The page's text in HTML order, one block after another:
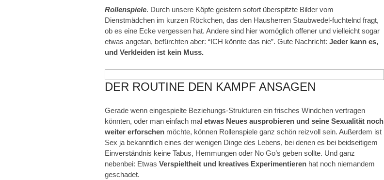
Rollenspiele. Durch unsere Köpfe geistern sofort überspitzte Bilder vom
Dienstmädchen im kurzen Röckchen, das den Hausherren Staubwedel-fuchtelnd fragt,
ob es eine Ecke vergessen hat. Andere sind hier womöglich offener und vielleicht sogar
etwas angetan, befürchten aber: “ICH könnte das nie”. Gute Nachricht: Jeder kann es,
und Verkleiden ist kein Muss.
DER ROUTINE DEN KAMPF ANSAGEN
Gerade wenn eingespielte Beziehungs-Strukturen ein frisches Windchen vertragen
könnten, oder man einfach mal etwas Neues ausprobieren und seine Sexualität noch
weiter erforschen möchte, können Rollenspiele ganz schön reizvoll sein. Außerdem ist
Sex ja bekanntlich eines der wenigen Dinge des Lebens, bei denen es bei beidseitigem
Einverständnis keine Tabus, Hemmungen oder No Go’s geben sollte. Und ganz
nebenbei: Etwas Verspieltheit und kreatives Experimentieren hat noch niemandem
geschadet.